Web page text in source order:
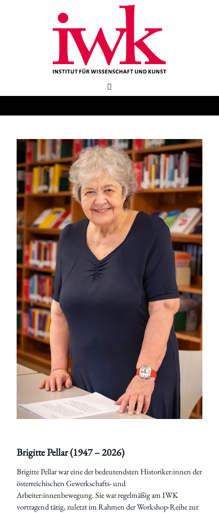
Brigitte Pellar (1947 – 2026)
Brigitte Pellar war eine der bedeutendsten Historiker:innen der
österreichischen Gewerkschafts- und
Arbeiter:innenbewegung. Sie war regelmäßig am IWK
vortragend tätig, zuletzt im Rahmen der Workshop-Reihe zur